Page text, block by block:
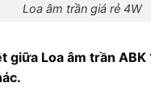
Loa âm trần giá rẻ 4W
giữa Loa âm trần ABK